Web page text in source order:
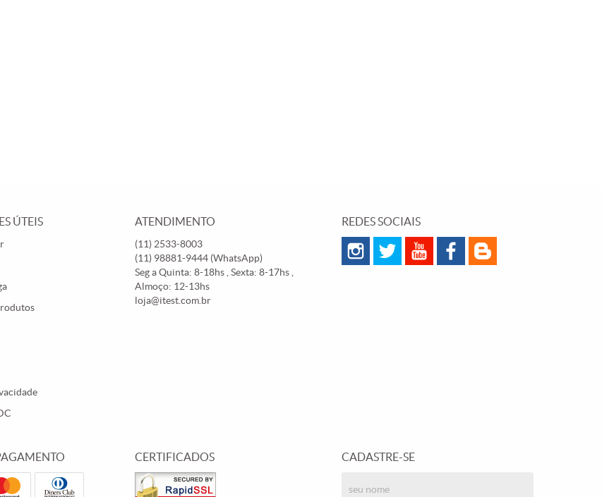
ÚTEIS ATENDIMENTO
(11) 2533-8003
(11) 98881-9444 (WhatsApp)
Seg a Quinta: 8-18hs , Sexta: 8-17hs ,
Almoço: 12-13hs
loja@itest.com.br
REDES SOCIAIS
CERTIFICADOS CADASTRE-SE